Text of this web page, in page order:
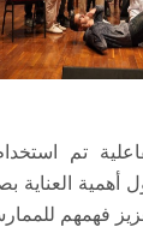
تم
أهمية العناية
فهمهم